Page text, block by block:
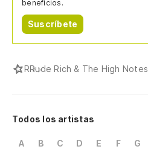
beneficios.
Suscríbete
RRude Rich & The High Notes
Todos los artistas
A B C D E F G